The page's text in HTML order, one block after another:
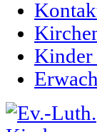
Kinder